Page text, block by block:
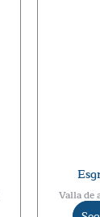
Valla de